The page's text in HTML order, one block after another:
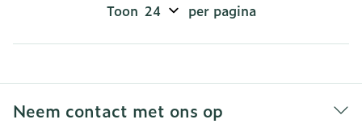
Toon per pagina
Neem contact met ons op